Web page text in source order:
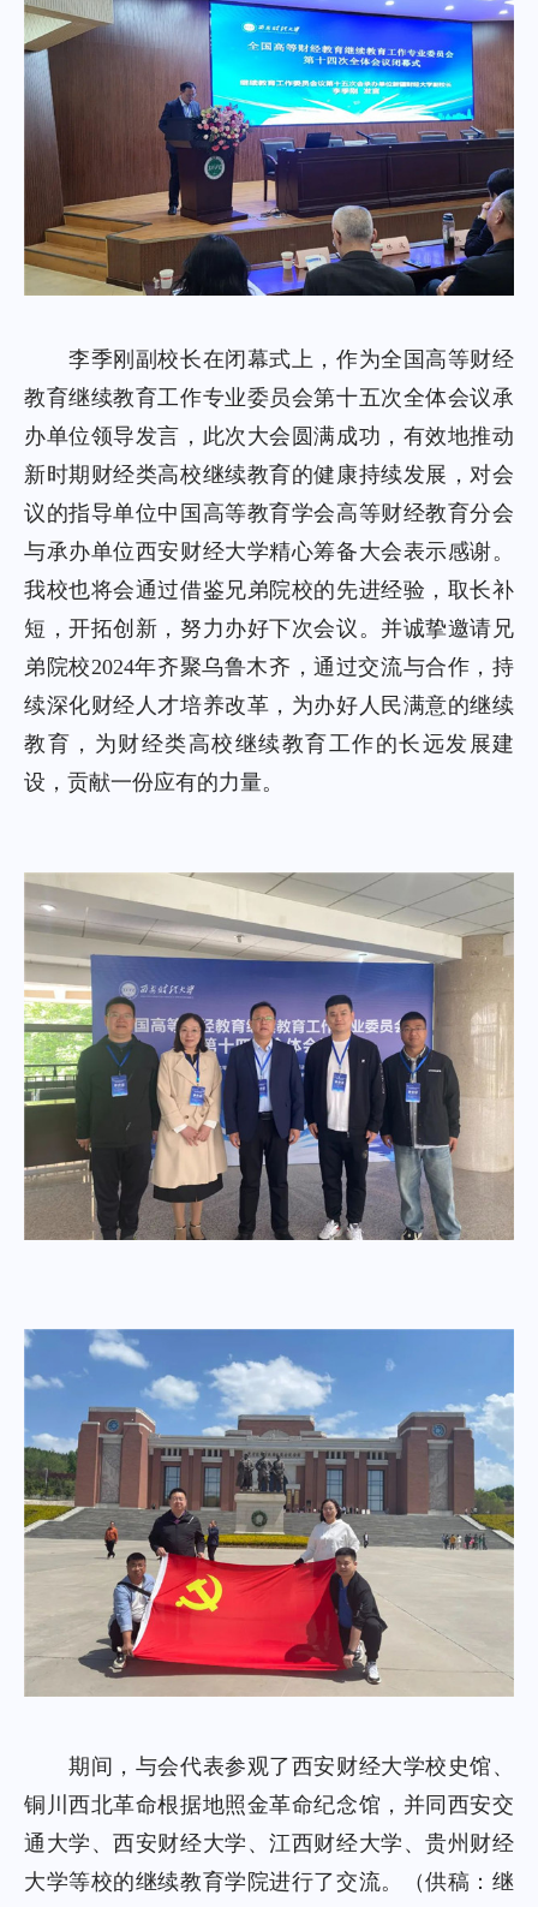
李季刚副校长在闭幕式上，作为全国高等财经
教育继续教育工作专业委员会第十五次全体会议承
办单位领导发言，此次大会圆满成功，有效地推动
新时期财经类高校继续教育的健康持续发展，对会
议的指导单位中国高等教育学会高等财经教育分会
与承办单位西安财经大学精心筹备大会表示感谢。
我校也将会通过借鉴兄弟院校的先进经验，取长补
短，开拓创新，努力办好下次会议。并诚挚邀请兄
弟院校2024年齐聚乌鲁木齐，通过交流与合作，持
续深化财经人才培养改革，为办好人民满意的继续
教育，为财经类高校继续教育工作的长远发展建
设，贡献一份应有的力量。
期间，与会代表参观了西安财经大学校史馆、
铜川西北革命根据地照金革命纪念馆，并同西安交
通大学、西安财经大学、江西财经大学、贵州财经
大学等校的继续教育学院进行了交流。（供稿：继